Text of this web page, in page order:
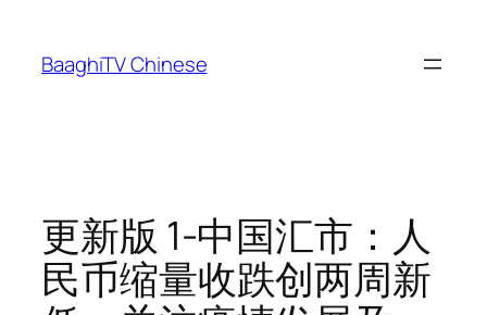
content
BaaghiTV Chinese
更新版 1-中国汇市：人
民币缩量收跌创两周新